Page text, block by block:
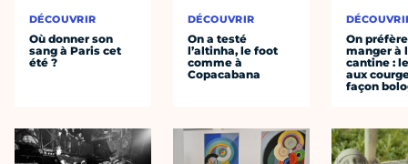
DÉCOUVRIR
Où donner son
sang à Paris cet
été ?
DÉCOUVRIR
On a testé
l’altinha, le foot
comme à
Copacabana
On préfère
manger à
cantine :
aux
façon